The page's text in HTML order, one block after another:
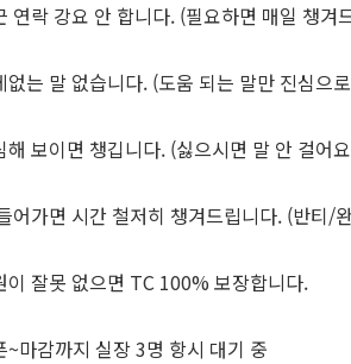
연락 강요 안 합니다. (필요하면 매일 챙겨
없는 말 없습니다. (도움 되는 말만 진심으
해 보이면 챙깁니다. (싫으시면 말 안 걸어
어가면 시간 철저히 챙겨드립니다. (반티/
이 잘못 없으면 TC 100% 보장합니다.
~마감까지 실장 3명 항시 대기 중